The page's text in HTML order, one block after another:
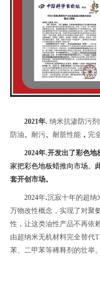
2021年. 纳米抗渗防污剂
防油、 耐污、 耐脏性能 ， 完
2024年.开发出了彩色地
家把彩色地板蜡推向市场。
套开创市场。
2024年.沉寂十年的超纳
万物改性概念，实现了对聚
性，让这类油性产品不再依
由超纳米无机材料完全替代
苯、二甲苯等稀释剂的壮举。